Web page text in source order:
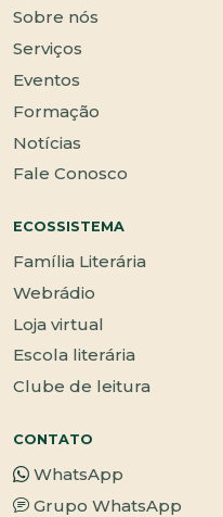
Sobre nós
Serviços
Eventos
Formação
Notícias
Fale Conosco
ECOSSISTEMA
Família Literária
Webrádio
Loja virtual
Escola literária
Clube de leitura
CONTATO
WhatsApp
Grupo WhatsApp